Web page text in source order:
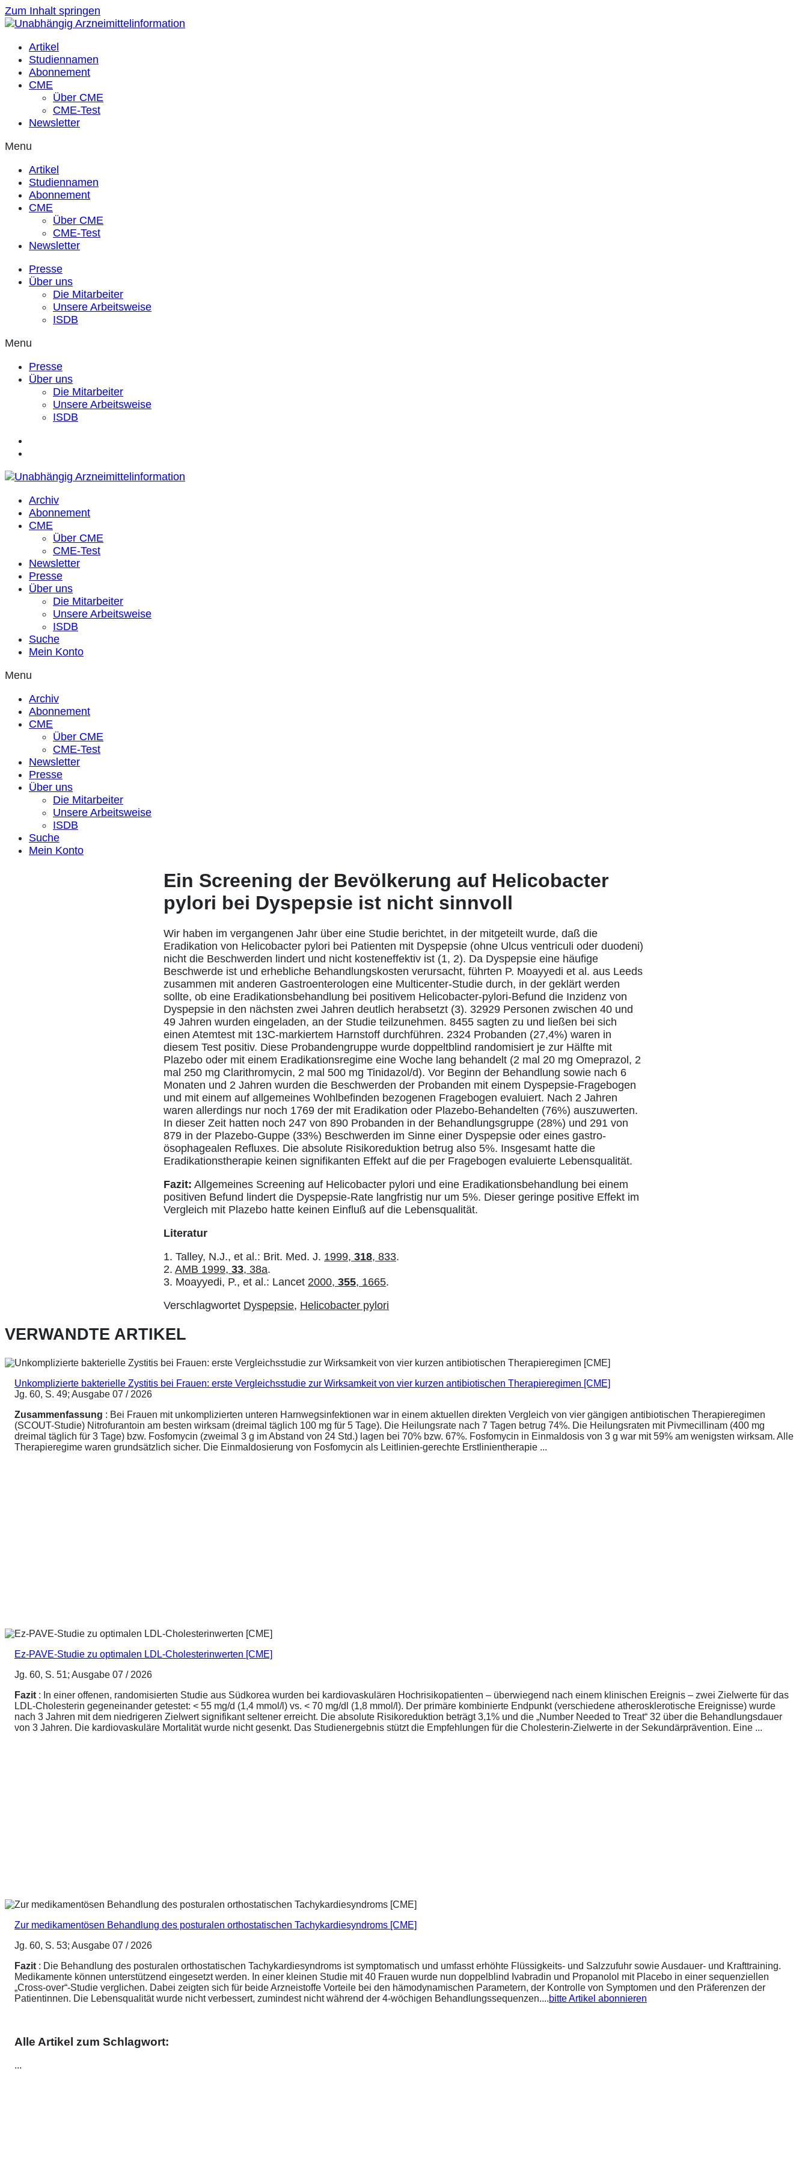
Zum Inhalt springen
Artikel
Studiennamen
Abonnement
CME
Über CME
CME-Test
Newsletter
Menu
Artikel
Studiennamen
Abonnement
CME
Über CME
CME-Test
Newsletter
Presse
Über uns
Die Mitarbeiter
Unsere Arbeitsweise
ISDB
Menu
Presse
Über uns
Die Mitarbeiter
Unsere Arbeitsweise
ISDB
Archiv
Abonnement
CME
Über CME
CME-Test
Newsletter
Presse
Über uns
Die Mitarbeiter
Unsere Arbeitsweise
ISDB
Suche
Mein Konto
Menu
Archiv
Abonnement
CME
Über CME
CME-Test
Newsletter
Presse
Über uns
Die Mitarbeiter
Unsere Arbeitsweise
ISDB
Suche
Mein Konto
Ein Screening der Bevölkerung auf Helicobacter
pylori bei Dyspepsie ist nicht sinnvoll
Wir haben im vergangenen Jahr über eine Studie berichtet, in der mitgeteilt wurde, daß die
Eradikation von Helicobacter pylori bei Patienten mit Dyspepsie (ohne Ulcus ventriculi oder duodeni)
nicht die Beschwerden lindert und nicht kosteneffektiv ist (1, 2). Da Dyspepsie eine häufige
Beschwerde ist und erhebliche Behandlungskosten verursacht, führten P. Moayyedi et al. aus Leeds
zusammen mit anderen Gastroenterologen eine Multicenter-Studie durch, in der geklärt werden
sollte, ob eine Eradikationsbehandlung bei positivem Helicobacter-pylori-Befund die Inzidenz von
Dyspepsie in den nächsten zwei Jahren deutlich herabsetzt (3). 32929 Personen zwischen 40 und
49 Jahren wurden eingeladen, an der Studie teilzunehmen. 8455 sagten zu und ließen bei sich
einen Atemtest mit 13C-markiertem Harnstoff durchführen. 2324 Probanden (27,4%) waren in
diesem Test positiv. Diese Probandengruppe wurde doppeltblind randomisiert je zur Hälfte mit
Plazebo oder mit einem Eradikationsregime eine Woche lang behandelt (2 mal 20 mg Omeprazol, 2
mal 250 mg Clarithromycin, 2 mal 500 mg Tinidazol/d). Vor Beginn der Behandlung sowie nach 6
Monaten und 2 Jahren wurden die Beschwerden der Probanden mit einem Dyspepsie-Fragebogen
und mit einem auf allgemeines Wohlbefinden bezogenen Fragebogen evaluiert. Nach 2 Jahren
waren allerdings nur noch 1769 der mit Eradikation oder Plazebo-Behandelten (76%) auszuwerten.
In dieser Zeit hatten noch 247 von 890 Probanden in der Behandlungsgruppe (28%) und 291 von
879 in der Plazebo-Guppe (33%) Beschwerden im Sinne einer Dyspepsie oder eines gastro-
ösophagealen Refluxes. Die absolute Risikoreduktion betrug also 5%. Insgesamt hatte die
Eradikationstherapie keinen signifikanten Effekt auf die per Fragebogen evaluierte Lebensqualität.
Fazit: Allgemeines Screening auf Helicobacter pylori und eine Eradikationsbehandlung bei einem
positiven Befund lindert die Dyspepsie-Rate langfristig nur um 5%. Dieser geringe positive Effekt im
Vergleich mit Plazebo hatte keinen Einfluß auf die Lebensqualität.
Literatur
1. Talley, N.J., et al.: Brit. Med. J. 1999, 318, 833.
2. AMB 1999, 33, 38a.
3. Moayyedi, P., et al.: Lancet 2000, 355, 1665.
Verschlagwortet Dyspepsie, Helicobacter pylori
VERWANDTE ARTIKEL
Unkomplizierte bakterielle Zystitis bei Frauen: erste Vergleichsstudie zur Wirksamkeit von vier kurzen antibiotischen Therapieregimen [CME]
Jg. 60, S. 49; Ausgabe 07 / 2026
Zusammenfassung : Bei Frauen mit unkomplizierten unteren Harnwegsinfektionen war in einem aktuellen direkten Vergleich von vier gängigen antibiotischen Therapieregimen
(SCOUT-Studie) Nitrofurantoin am besten wirksam (dreimal täglich 100 mg für 5 Tage). Die Heilungsrate nach 7 Tagen betrug 74%. Die Heilungsraten mit Pivmecillinam (400 mg
dreimal täglich für 3 Tage) bzw. Fosfomycin (zweimal 3 g im Abstand von 24 Std.) lagen bei 70% bzw. 67%. Fosfomycin in Einmaldosis von 3 g war mit 59% am wenigsten wirksam. Alle
Therapieregime waren grundsätzlich sicher. Die Einmaldosierung von Fosfomycin als Leitlinien-gerechte Erstlinientherapie ...
Ez-PAVE-Studie zu optimalen LDL-Cholesterinwerten [CME]
Jg. 60, S. 51; Ausgabe 07 / 2026
Fazit : In einer offenen, randomisierten Studie aus Südkorea wurden bei kardiovaskulären Hochrisikopatienten – überwiegend nach einem klinischen Ereignis – zwei Zielwerte für das
LDL-Cholesterin gegeneinander getestet: < 55 mg/d (1,4 mmol/l) vs. < 70 mg/dl (1,8 mmol/l). Der primäre kombinierte Endpunkt (verschiedene atherosklerotische Ereignisse) wurde
nach 3 Jahren mit dem niedrigeren Zielwert signifikant seltener erreicht. Die absolute Risikoreduktion beträgt 3,1% und die „Number Needed to Treat“ 32 über die Behandlungsdauer
von 3 Jahren. Die kardiovaskuläre Mortalität wurde nicht gesenkt. Das Studienergebnis stützt die Empfehlungen für die Cholesterin-Zielwerte in der Sekundärprävention. Eine ...
Zur medikamentösen Behandlung des posturalen orthostatischen Tachykardiesyndroms [CME]
Jg. 60, S. 53; Ausgabe 07 / 2026
Fazit : Die Behandlung des posturalen orthostatischen Tachykardiesyndroms ist symptomatisch und umfasst erhöhte Flüssigkeits- und Salzzufuhr sowie Ausdauer- und Krafttraining.
Medikamente können unterstützend eingesetzt werden. In einer kleinen Studie mit 40 Frauen wurde nun doppelblind Ivabradin und Propanolol mit Placebo in einer sequenziellen
„Cross-over“-Studie verglichen. Dabei zeigten sich für beide Arzneistoffe Vorteile bei den hämodynamischen Parametern, der Kontrolle von Symptomen und den Präferenzen der
Patientinnen. Die Lebensqualität wurde nicht verbessert, zumindest nicht während der 4-wöchigen Behandlungssequenzen....bitte Artikel abonnieren
Alle Artikel zum Schlagwort:
...